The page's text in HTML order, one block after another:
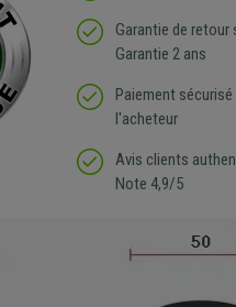
Garantie de retour
Garantie 2 ans
Paiement
l'acheteur
Avis clients
Note 4,9/5